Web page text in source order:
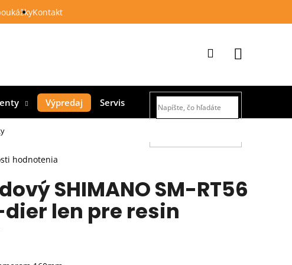
Kontakt
Výpredaj Servis
Prihlásenie
košík
hodnotenia
SHIMANO SM-RT56
len pre resin